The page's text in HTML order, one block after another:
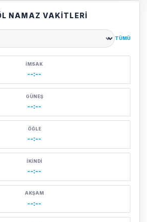
NAMAZ VAKITLERI
TÜMÜ
İMSAK
--:--
GÜNEŞ
--:--
ÖĞLE
--:--
İKINDI
--:--
AKŞAM
--:--